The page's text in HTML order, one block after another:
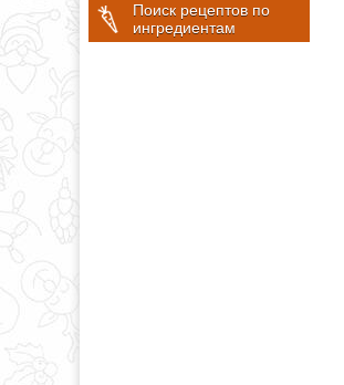
Поиск рецептов по
ингредиентам